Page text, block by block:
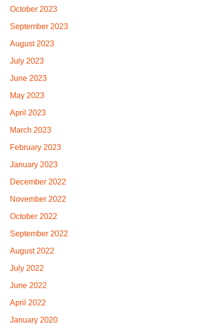
October 2023
September 2023
August 2023
July 2023
June 2023
May 2023
April 2023
March 2023
February 2023
January 2023
December 2022
November 2022
October 2022
September 2022
August 2022
July 2022
June 2022
April 2022
January 2020